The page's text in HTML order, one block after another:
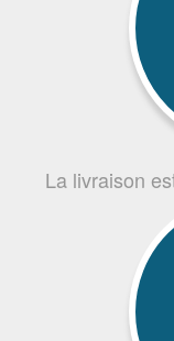
La livraison